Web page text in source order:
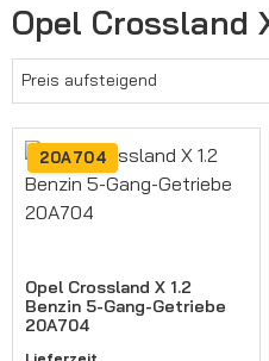
Opel Crossland
20A704
Opel Crossland X 1.2
Benzin 5-Gang-Getriebe
20A704